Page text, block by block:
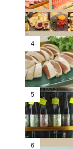
4
5
6